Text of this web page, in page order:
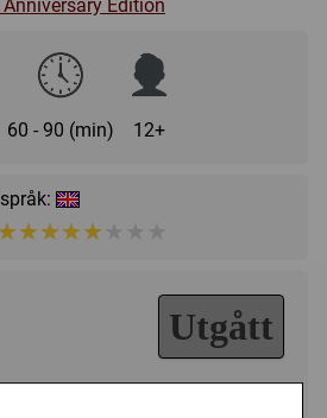
Edition
60 - 90 (min) 12+
Utgått